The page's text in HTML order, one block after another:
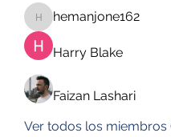
hemanjone162
hemanjone162
Harry Blake
Faizan Lashari
Ver todos los miembros